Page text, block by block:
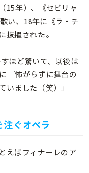
15年）、《セビリャ
い、18年に《ラ・チ
抜擢された。
ほど驚いて、以後は
『怖がらずに舞台の
いました（笑）」
ぐオペラ
えばフィナーレのア